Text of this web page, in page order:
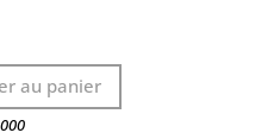
au panier